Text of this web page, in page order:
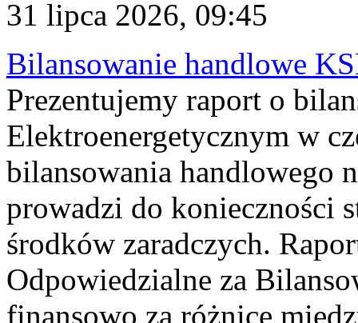
31 lipca 2026, 09:45
Bilansowanie handlowe
Prezentujemy raport o
Elektroenergetycznym w
bilansowania handlowego
prowadzi do konieczności
środków zaradczych.
Odpowiedzialne za
finansowo za różnicę